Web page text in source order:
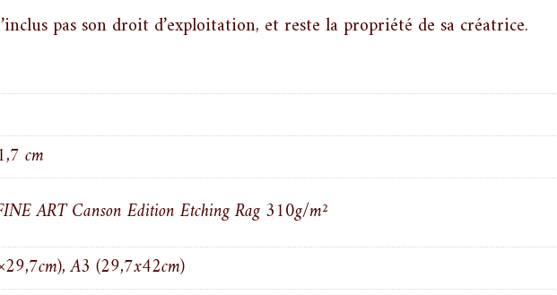
pas son droit d’exploitation, et reste la propriété de sa créatrice.
cm
ART Canson Edition Etching Rag 310g/m²
A3 (29,7x42cm)